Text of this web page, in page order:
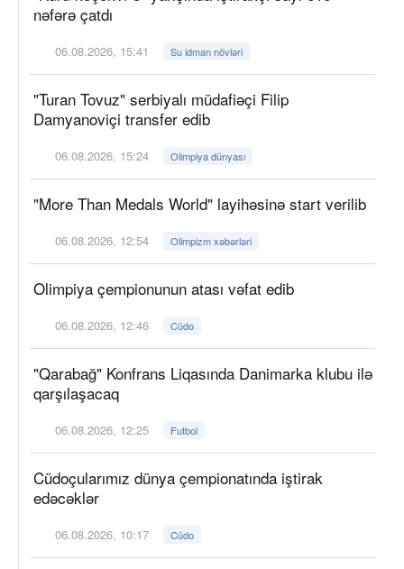
nəfərə çatdı
06.08.2026, 15:41 Su idman növləri
"Turan Tovuz" serbiyalı müdafiəçi Filip
Damyanoviçi transfer edib
06.08.2026, 15:24 Olimpiya dünyası
"More Than Medals World" layihəsinə start verilib
06.08.2026, 12:54 Olimpizm xəbərləri
Olimpiya çempionunun atası vəfat edib
06.08.2026, 12:46 Cüdo
"Qarabağ" Konfrans Liqasında Danimarka klubu ilə
qarşılaşacaq
06.08.2026, 12:25 Futbol
Cüdoçularımız dünya çempionatında iştirak
edəcəklər
06.08.2026, 10:17 Cüdo